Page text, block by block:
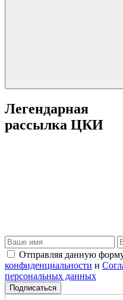
Легендарная
рассылка ЦКИ
Отправляя данную
конфиденциальности и
персональных данных
Подписаться